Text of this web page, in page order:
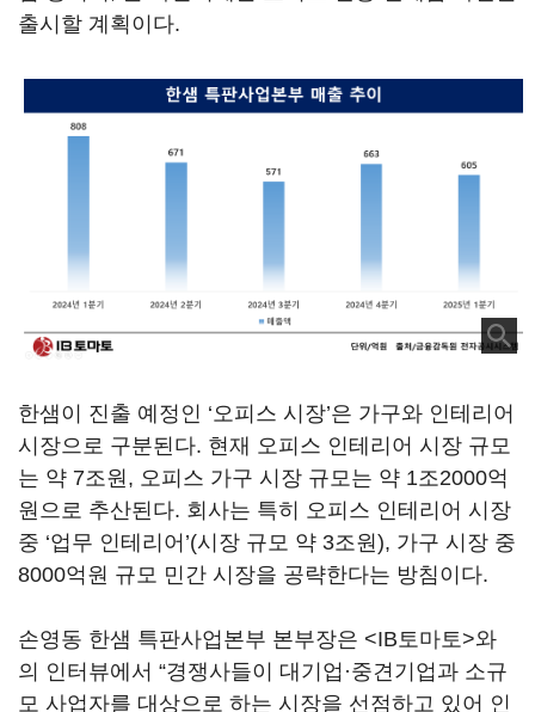
출시할 계획이다.
한샘이 진출 예정인 ‘오피스 시장’은 가구와 인테리어
시장으로 구분된다. 현재 오피스 인테리어 시장 규모
는 약 7조원, 오피스 가구 시장 규모는 약 1조2000억
원으로 추산된다. 회사는 특히 오피스 인테리어 시장
중 ‘업무 인테리어’(시장 규모 약 3조원), 가구 시장 중
8000억원 규모 민간 시장을 공략한다는 방침이다.
손영동 한샘 특판사업본부 본부장은 <IB토마토>와
의 인터뷰에서 “경쟁사들이 대기업·중견기업과 소규
모 사업자를 대상으로 하는 시장을 선점하고 있어 인